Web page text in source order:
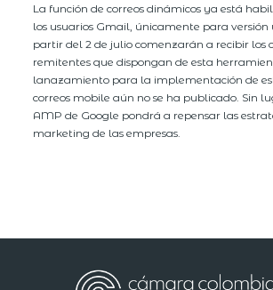
La función de correos dinámicos ya está
los usuarios Gmail, únicamente para versión
partir del 2 de julio comenzarán a recibir los
remitentes que dispongan de esta
lanazamiento para la implementación de
correos mobile aún no se ha publicado. Sin
AMP de Google pondrá a repensar las
marketing de las empresas.